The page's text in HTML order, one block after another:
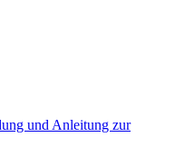
und Anleitung zur